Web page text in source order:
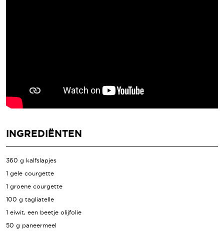
INGREDIËNTEN
360 g kalfslapjes
1 gele courgette
1 groene courgette
100 g tagliatelle
1 eiwit, een beetje olijfolie
50 g paneermeel